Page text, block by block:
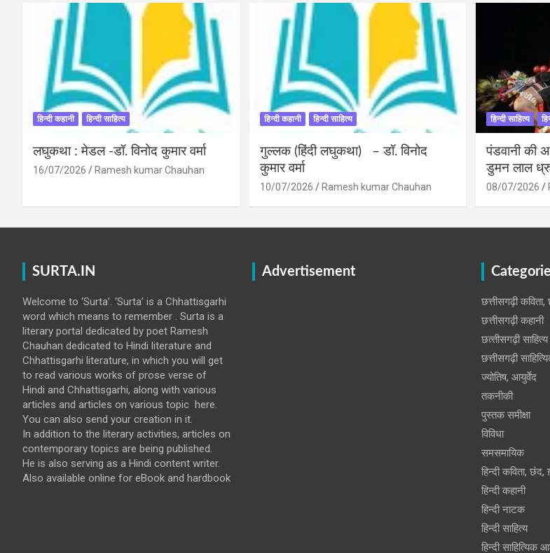
हिन्दी कहानी हिन्दी साहित्य
लघुकथा : मेडल -डॉ. विनोद कुमार वर्मा
16/07/2026 Ramesh kumar Chauhan
हिन्दी कहानी हिन्दी साहित्य
गुल्लक (हिंदी लघुकथा) – डॉ. विनोद
कुमार वर्मा
10/07/2026 Ramesh kumar Chauhan
हिन्दी साहित्य
पंडवानी की
डुमन लाल
08/07/2026
SURTA.IN
Welcome to ‘Surta’. ‘Surta’ is a Chhattisgarhi
word which means to remember . Surta is a
literary portal dedicated by poet Ramesh
Chauhan dedicated to Hindi literature and
Chhattisgarhi literature, in which you will get
to read various works of prose verse of
Hindi and Chhattisgarhi, along with various
articles and articles on various topic here.
You can also send your creation in it.
In addition to the literary activities, articles on
contemporary topics are being published.
He is also serving as a Hindi content writer.
Also available online for eBook and hardbook
Advertisement
छत्तीसगढ़ी
छत्तीसगढ़ी कहानी
छत्‍तीसगढ़ी साहित्‍य
छत्तीसगढ़ी
ज्योतिष, आयुर्वेद
तकनीकी
पुस्‍तक समीक्षा
विविधा
समसमायिक
हिन्दी कविता,
हिन्दी कहानी
हिन्‍दी नाटक
हिन्दी साहित्य
हिन्दी साहित्यिक